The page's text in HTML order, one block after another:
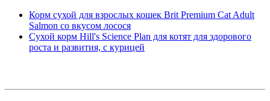
Корм сухой для взрослых кошек Brit Premium Cat Adult
Salmon со вкусом лосося
Сухой корм Hill's Science Plan для котят для здорового
роста и развития, с курицей